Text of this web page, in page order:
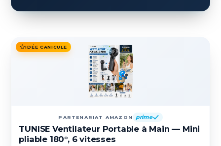
IDÉE CANICULE
PARTENARIAT AMAZON prime
TUNISE Ventilateur Portable à Main — Mini
pliable 180°, 6 vitesses